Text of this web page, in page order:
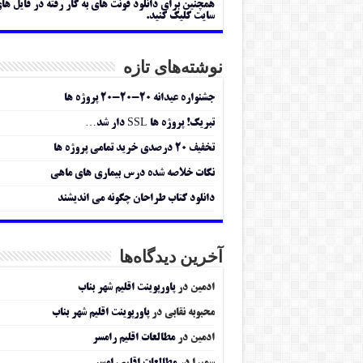
همچنین برای دانلود فونت های به کار رفته در فایل
سایت کلیک کنید.
نوشته‌های تازه
جشنواره عیدانه ۲۰-۲۰-۲۰ پروژه ها
تبریک! پروژه ها SSL دار شد…
تخفیف ۲۰ درصدی خرید تمامی پروژه ها
نکات خلاصه شده درس بیماری های ماهی
دانلود کتاب طراحان چگونه می اندیشند
آخرین دیدگاه‌ها
ادمین درپاورپوینت اقلیم شهر بناب
محبوبه نقابی درپاورپوینت اقلیم شهر بناب
ادمین درمطالعات اقلیم رامسر